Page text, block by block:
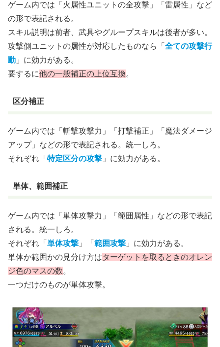
ゲーム内では「火属性ユニットの全攻撃」「雷属性」など
の形で表記される。
スキル説明は前者、武具やグループスキルは後者が多い。
攻撃側ユニットの属性が対応したものなら「 全ての攻撃行
動 」に効力がある。
要するに他の一般補正の上位互換。
区分補正
ゲーム内では「斬撃攻撃力」「打撃補正」「魔法ダメージ
アップ」などの形で表記される。統一しろ。
それぞれ「 特定区分の攻撃 」に効力がある。
単体、範囲補正
ゲーム内では「単体攻撃力」「範囲属性」などの形で表記
される。統一しろ。
それぞれ「 単体攻撃 」「 範囲攻撃 」に効力がある。
単体か範囲かの見分け方はターゲットを取るときのオレン
ジ色のマスの数。
一つだけのものが単体攻撃。